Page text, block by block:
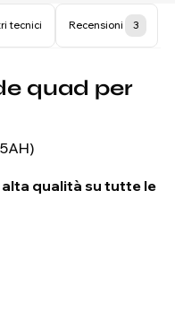
tecnici Recensioni 3
quad per
qualità su tutte le